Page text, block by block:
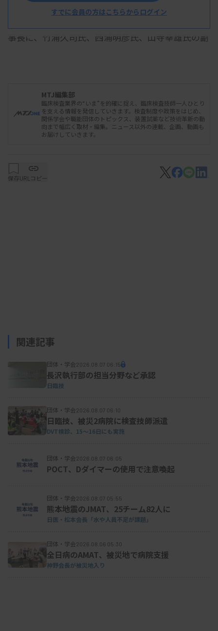
員総会とその後の理事会で、日本臨床衛生検査技師
事長に、竹浦久司氏、西浦明彦氏、山寺幸雄氏の副
また、宮島喜文前会長は顧問に就任した。いずれ
も任期は2024〜25年度の2年間。
資料はこちら
すでに会員の方はこちらからログイン
MTJ編集部
臨床検査業界の“いま”を的確に捉え、臨床検査技師一人ひとり
を支える情報を発信していきます。検査制度や政策をはじめ、
関係学会や職能団体のトピックス、装置試薬など技術革新の動
向まで幅広く取材・編集。ニュース以外の連載、企画、動画も
お届けしていきます。
保存URLコピー
関連記事
団体・学会2026.08.07 06:15
長沢執行部の担当分野など承認
日臨技
団体・学会2026.08.07 06:10
日臨技、被災2病院に検査技師派遣
DVT検診、15～16日にも実施
団体・学会2026.08.07 06:05
POCT、Dダイマーの使用で注意喚起
団体・学会2026.08.07 05:55
熊本地震のJMAT、25チーム82人に
日医・松本会長「水や人員不足が課題」
団体・学会2026.08.06 05:30
全日病のAMAT、被災地で病院支援
神野会長が被災地入り